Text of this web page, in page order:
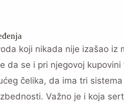
koji nikada nije izašao iz
da se i pri njegovoj
čelika, da ima tri
Važno je i koja